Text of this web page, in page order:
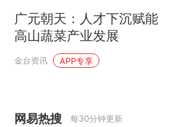
广元朝天：人才下沉赋能
高山蔬菜产业发展
金台资讯 APP专享
网易热搜 每30分钟更新